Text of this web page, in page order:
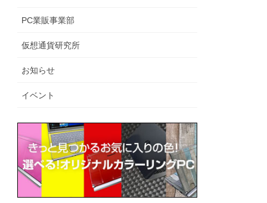
PC業販事業部
仮想通貨研究所
お知らせ
イベント